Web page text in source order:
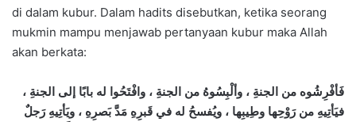
di dalam kubur. Dalam hadits disebutkan, ketika seorang
mukmin mampu menjawab pertanyaan kubur maka Allah
akan berkata:
فَأفْرِشُوه من الجنةِ ، وألْبِسُوهُ من الجنةِ ، وافْتَحُوا له بابًا إلى الجنةِ ،
فيَأتِيهِ من رَوْحِها وطِيبِها ، ويُفسحُ له في قَبرِهِ مَدَّ بَصرِهِ ، ويَأتِيهِ رَجلٌ